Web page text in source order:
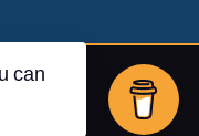
can